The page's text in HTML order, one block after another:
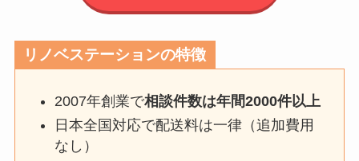
リノベステーションの特徴
2007年創業で相談件数は年間2000件以上
日本全国対応で配送料は一律（追加費用
なし）